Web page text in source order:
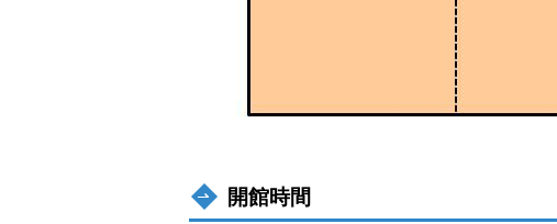
開館時間